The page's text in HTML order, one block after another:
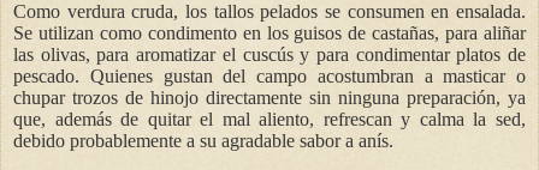
Como verdura cruda, los tallos pelados se consumen en ensalada.
Se utilizan como condimento en los guisos de castañas, para aliñar
las olivas, para aromatizar el cuscús y para condimentar platos de
pescado. Quienes gustan del campo acostumbran a masticar o
chupar trozos de hinojo directamente sin ninguna preparación, ya
que, además de quitar el mal aliento, refrescan y calma la sed,
debido probablemente a su agradable sabor a anís.